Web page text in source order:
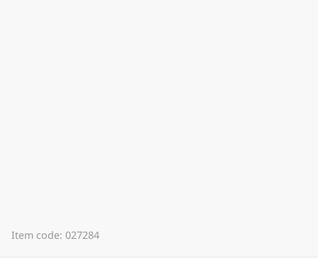
Item code: 027284